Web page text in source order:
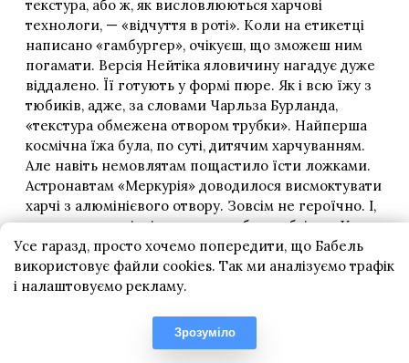
Усе гаразд, просто хочемо попередити, що Бабель
використовує файли cookies. Так ми аналізуємо трафік
і налаштовуємо рекламу.
Зрозуміло